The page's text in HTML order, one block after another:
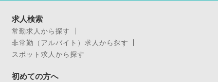
求人検索
常勤求人から探す
非常勤（アルバイト）求人から探す
スポット求人から探す
初めての方へ